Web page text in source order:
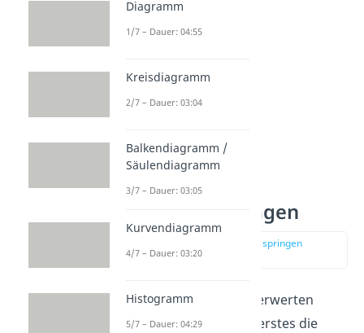
Statistik Grundlagen
zur Stelle im Video springen
(00:47)
Bevor man seine Daten verwerten
kann, muss man also als erstes die
Diagramm
1/7 – Dauer: 04:55
Kreisdiagramm
2/7 – Dauer: 03:04
Balkendiagramm /
Säulendiagramm
3/7 – Dauer: 03:05
Kurvendiagramm
4/7 – Dauer: 03:20
Histogramm
5/7 – Dauer: 04:29